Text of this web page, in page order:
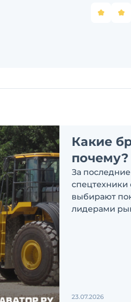
Какие
За
спецтехники
выбирают
лидерами
23.07.2026